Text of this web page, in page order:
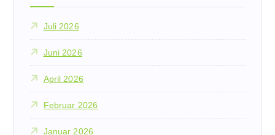
Juli 2026
Juni 2026
April 2026
Februar 2026
Januar 2026